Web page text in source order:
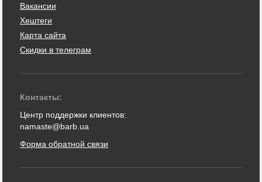
Вакансии
Хештеги
Карта сайта
Скидки в телеграм
Контакты:
Центр поддержки клиентов:
namaste@barb.ua
Форма обратной связи